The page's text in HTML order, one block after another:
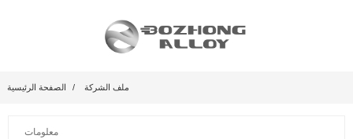
الصفحة الرئيسية ملف الشركة
معلومات